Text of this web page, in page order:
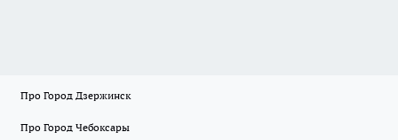
Про Город Дзержинск
Про Город Чебоксары